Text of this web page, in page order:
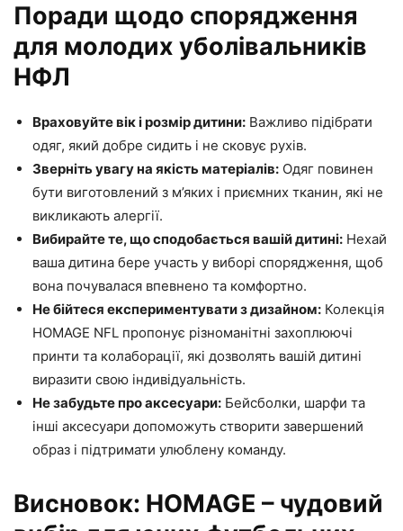
Поради щодо спорядження
для молодих уболівальників
НФЛ
Враховуйте вік і розмір дитини: Важливо підібрати
одяг, який добре сидить і не сковує рухів.
Зверніть увагу на якість матеріалів: Одяг повинен
бути виготовлений з м’яких і приємних тканин, які не
викликають алергії.
Вибирайте те, що сподобається вашій дитині: Нехай
ваша дитина бере участь у виборі спорядження, щоб
вона почувалася впевнено та комфортно.
Не бійтеся експериментувати з дизайном: Колекція
HOMAGE NFL пропонує різноманітні захоплюючі
принти та колаборації, які дозволять вашій дитині
виразити свою індивідуальність.
Не забудьте про аксесуари: Бейсболки, шарфи та
інші аксесуари допоможуть створити завершений
образ і підтримати улюблену команду.
Висновок: HOMAGE – чудовий